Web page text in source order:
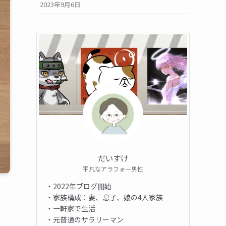
2023年9月6日
だいすけ
平凡なアラフォー男性
・2022年ブログ開始
・家族構成：妻、息子、娘の4人家族
・一軒家で生活
・元普通のサラリーマン